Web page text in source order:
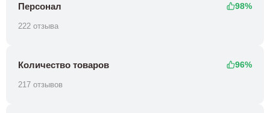
Персонал 98%
222 отзыва
Количество товаров 96%
217 отзывов